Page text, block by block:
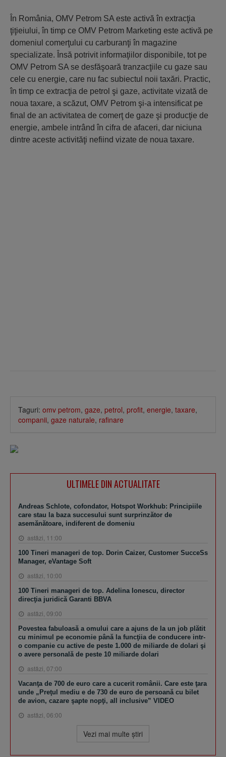
În România, OMV Petrom SA este activă în extracţia
ţiţieiului, în timp ce OMV Petrom Marketing este activă pe
domeniul comerţului cu carburanţi în magazine
specializate. Însă potrivit informaţiilor disponibile, tot pe
OMV Petrom SA se desfăşoară tranzacţiile cu gaze sau
cele cu energie, care nu fac subiectul noii taxări. Practic,
în timp ce extracţia de petrol şi gaze, activitate vizată de
noua taxare, a scăzut, OMV Petrom şi-a intensificat pe
final de an activitatea de comerţ de gaze şi producţie de
energie, ambele intrând în cifra de afaceri, dar niciuna
dintre aceste activităţi nefiind vizate de noua taxare.
Taguri: omv petrom, gaze, petrol, profit, energie, taxare,
companii, gaze naturale, rafinare
ULTIMELE DIN ACTUALITATE
Andreas Schlote, cofondator, Hotspot Workhub: Principiile
care stau la baza succesului sunt surprinzător de
asemănătoare, indiferent de domeniu
astăzi, 11:00
100 Tineri manageri de top. Dorin Caizer, Customer SucceSs
Manager, eVantage Soft
astăzi, 10:00
100 Tineri manageri de top. Adelina Ionescu, director
direcţia juridică Garanti BBVA
astăzi, 09:00
Povestea fabuloasă a omului care a ajuns de la un job plătit
cu minimul pe economie până la funcţiia de conducere intr-
o companie cu active de peste 1.000 de miliarde de dolari şi
o avere personală de peste 10 miliarde dolari
astăzi, 07:00
Vacanţa de 700 de euro care a cucerit românii. Care este ţara
unde „Preţul mediu e de 730 de euro de persoană cu bilet
de avion, cazare şapte nopţi, all inclusive” VIDEO
astăzi, 06:00
Vezi mai multe ştiri